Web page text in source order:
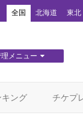
全国 北海道 東北
メニュー
キング チケプ